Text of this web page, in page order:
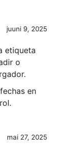
juuni 9, 2025
etiqueta
o
en
mai 27, 2025